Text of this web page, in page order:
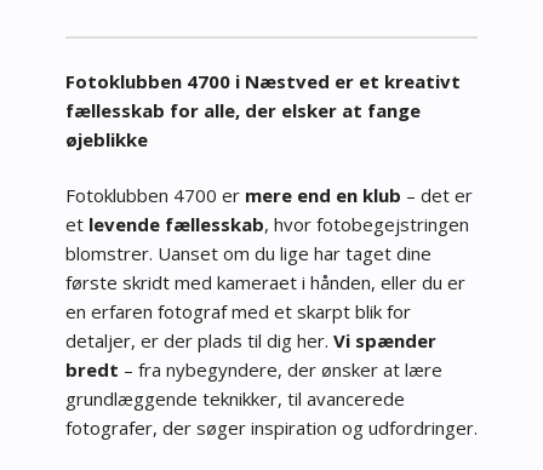
Fotoklubben 4700 i Næstved er et kreativt
fællesskab for alle, der elsker at fange
øjeblikke
Fotoklubben 4700 er mere end en klub – det er
et levende fællesskab, hvor fotobegejstringen
blomstrer. Uanset om du lige har taget dine
første skridt med kameraet i hånden, eller du er
en erfaren fotograf med et skarpt blik for
detaljer, er der plads til dig her. Vi spænder
bredt – fra nybegyndere, der ønsker at lære
grundlæggende teknikker, til avancerede
fotografer, der søger inspiration og udfordringer.